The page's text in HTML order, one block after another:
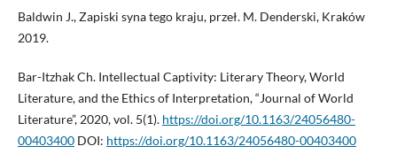
Baldwin J., Zapiski syna tego kraju, przeł. M. Denderski, Kraków
2019.
Bar-Itzhak Ch. Intellectual Captivity: Literary Theory, World
Literature, and the Ethics of Interpretation, “Journal of World
Literature”, 2020, vol. 5(1). https://doi.org/10.1163/24056480-
00403400DOI: https://doi.org/10.1163/24056480-00403400